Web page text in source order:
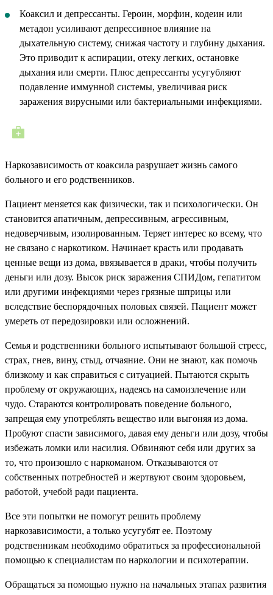
Коаксил и депрессанты. Героин, морфин, кодеин или
метадон усиливают депрессивное влияние на
дыхательную систему, снижая частоту и глубину дыхания.
Это приводит к аспирации, отеку легких, остановке
дыхания или смерти. Плюс депрессанты усугубляют
подавление иммунной системы, увеличивая риск
заражения вирусными или бактериальными инфекциями.
Наркозависимость от коаксила разрушает жизнь самого
больного и его родственников.
Пациент меняется как физически, так и психологически. Он
становится апатичным, депрессивным, агрессивным,
недоверчивым, изолированным. Теряет интерес ко всему, что
не связано с наркотиком. Начинает красть или продавать
ценные вещи из дома, ввязывается в драки, чтобы получить
деньги или дозу. Высок риск заражения СПИДом, гепатитом
или другими инфекциями через грязные шприцы или
вследствие беспорядочных половых связей. Пациент может
умереть от передозировки или осложнений.
Семья и родственники больного испытывают большой стресс,
страх, гнев, вину, стыд, отчаяние. Они не знают, как помочь
близкому и как справиться с ситуацией. Пытаются скрыть
проблему от окружающих, надеясь на самоизлечение или
чудо. Стараются контролировать поведение больного,
запрещая ему употреблять вещество или выгоняя из дома.
Пробуют спасти зависимого, давая ему деньги или дозу, чтобы
избежать ломки или насилия. Обвиняют себя или других за
то, что произошло с наркоманом. Отказываются от
собственных потребностей и жертвуют своим здоровьем,
работой, учебой ради пациента.
Все эти попытки не помогут решить проблему
наркозависимости, а только усугубят ее. Поэтому
родственникам необходимо обратиться за профессиональной
помощью к специалистам по наркологии и психотерапии.
Обращаться за помощью нужно на начальных этапах развития